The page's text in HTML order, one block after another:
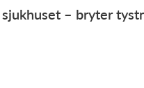
– bryter